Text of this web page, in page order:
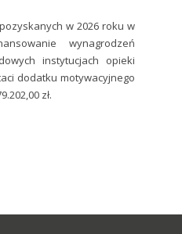
w 2026 roku w
wynagrodzeń
instytucjach opieki
dodatku motywacyjnego
zł.